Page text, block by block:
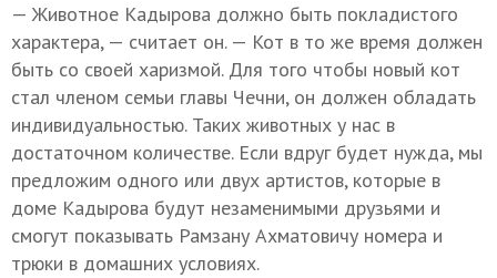
— Животное Кадырова должно быть покладистого
характера, — считает он. — Кот в то же время должен
быть со своей харизмой. Для того чтобы новый кот
стал членом семьи главы Чечни, он должен обладать
индивидуальностью. Таких животных у нас в
достаточном количестве. Если вдруг будет нужда, мы
предложим одного или двух артистов, которые в
доме Кадырова будут незаменимыми друзьями и
смогут показывать Рамзану Ахматовичу номера и
трюки в домашних условиях.